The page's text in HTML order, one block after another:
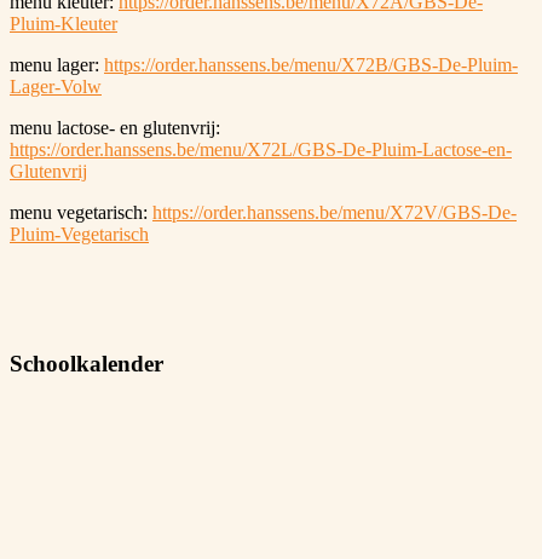
Pluim-Kleuter
menu lager: https://order.hanssens.be/menu/X72B/GBS-De-Pluim-
Lager-Volw
menu lactose- en glutenvrij:
https://order.hanssens.be/menu/X72L/GBS-De-Pluim-Lactose-en-
Glutenvrij
menu vegetarisch: https://order.hanssens.be/menu/X72V/GBS-De-
Pluim-Vegetarisch
Schoolkalender